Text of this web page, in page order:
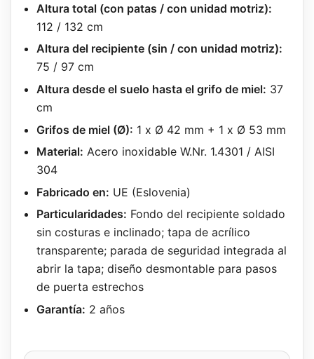
Altura total (con patas / con unidad motriz):
112 / 132 cm
Altura del recipiente (sin / con unidad motriz):
75 / 97 cm
Altura desde el suelo hasta el grifo de miel: 37
cm
Grifos de miel (Ø): 1 x Ø 42 mm + 1 x Ø 53 mm
Material: Acero inoxidable W.Nr. 1.4301 / AISI
304
Fabricado en: UE (Eslovenia)
Particularidades: Fondo del recipiente soldado
sin costuras e inclinado; tapa de acrílico
transparente; parada de seguridad integrada al
abrir la tapa; diseño desmontable para pasos
de puerta estrechos
Garantía: 2 años